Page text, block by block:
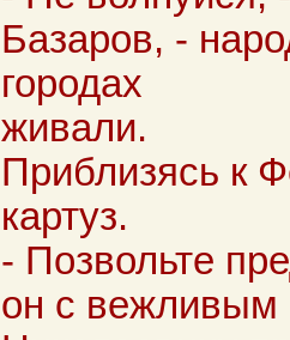
Базаров, -
городах
живали.
Приблизясь к
картуз.
- Позвольте
он с вежливым